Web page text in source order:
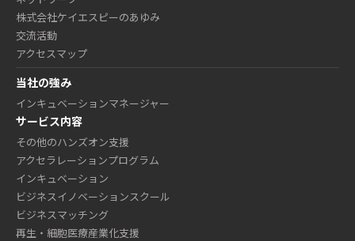
株式会社ケイエスピーのあゆみ
交流活動
アクセスマップ
当社の強み
インキュベーションマネージャー
サービス内容
その他のハンズオン支援
アクセラレーションプログラム
インキュベーション
ビジネスイノベーションスクール
ビジネスマッチング
再生・細胞医療産業化支援